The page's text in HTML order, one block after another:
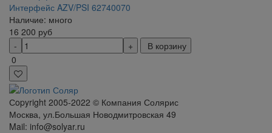
Интерфейс AZV/PSI 62740070
Наличие: много
16 200 руб
В корзину
0
Сopyright 2005-2022 © Компания Солярис
Москва, ул.Большая Новодмитровская 49
Mail: info@solyar.ru